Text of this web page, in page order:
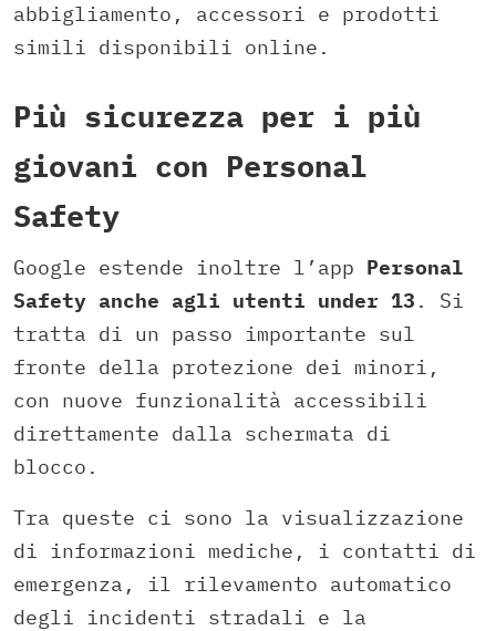
abbigliamento, accessori e prodotti
simili disponibili online.
Più sicurezza per i più
giovani con Personal
Safety
Google estende inoltre l’app Personal
Safety anche agli utenti under 13 . Si
tratta di un passo importante sul
fronte della protezione dei minori,
con nuove funzionalità accessibili
direttamente dalla schermata di
blocco.
Tra queste ci sono la visualizzazione
di informazioni mediche, i contatti di
emergenza, il rilevamento automatico
degli incidenti stradali e la